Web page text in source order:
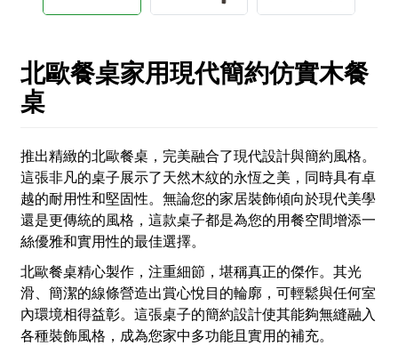
北歐餐桌家用現代簡約仿實木餐
桌
推出精緻的北歐餐桌，完美融合了現代設計與簡約風格。
這張非凡的桌子展示了天然木紋的永恆之美，同時具有卓
越的耐用性和堅固性。無論您的家居裝飾傾向於現代美學
還是更傳統的風格，這款桌子都是為您的用餐空間增添一
絲優雅和實用性的最佳選擇。
北歐餐桌精心製作，注重細節，堪稱真正的傑作。其光
滑、簡潔的線條營造出賞心悅目的輪廓，可輕鬆與任何室
內環境相得益彰。這張桌子的簡約設計使其能夠無縫融入
各種裝飾風格，成為您家中多功能且實用的補充。